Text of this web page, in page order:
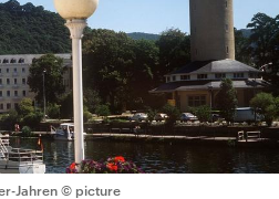
Jahren © picture